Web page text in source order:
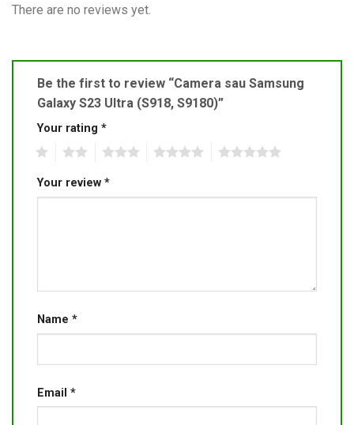
There are no reviews yet.
Be the first to review “Camera sau Samsung
Galaxy S23 Ultra (S918, S9180)”
Your rating *
Your review *
Name *
Email *